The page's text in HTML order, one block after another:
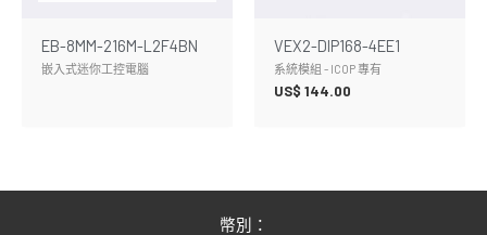
EB-8MM-216M-L2F4BN
嵌入式迷你工控電腦
VEX2-DIP168-4EE1
系統模組 - ICOP 專有
US$ 144.00
幣別：